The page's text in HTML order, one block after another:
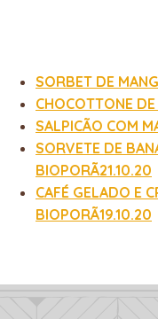
SORBET DE
CHOCOTTONE
SALPICÃO COM
SORVETE DE
BIOPORÃ21.10.20
CAFÉ GELADO E
BIOPORÃ19.10.20